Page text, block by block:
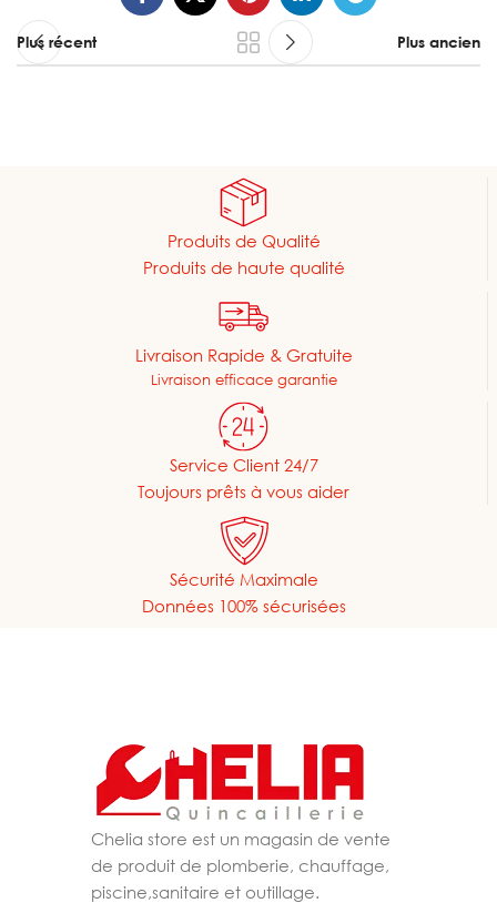
Plus récent Plus ancien
Produits de Qualité
Produits de haute qualité
Livraison Rapide & Gratuite
Livraison efficace garantie
Service Client 24/7
Toujours prêts à vous aider
Sécurité Maximale
Données 100% sécurisées
Chelia store est un magasin de vente
de produit de plomberie, chauffage,
piscine,sanitaire et outillage.